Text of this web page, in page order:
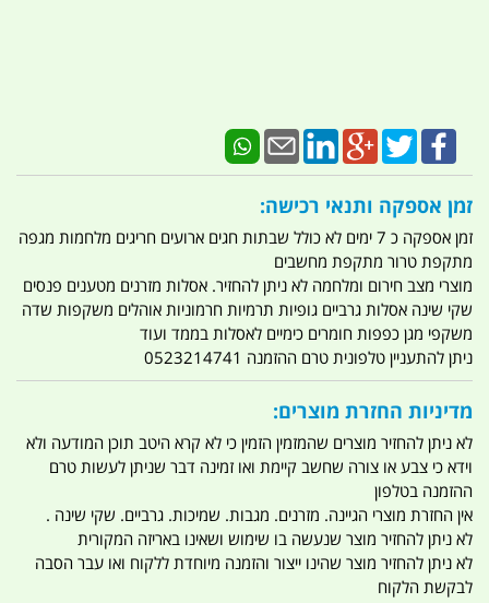
זמן אספקה ותנאי רכישה:
זמן אספקה כ 7 ימים לא כולל שבתות חגים ארועים חריגים מלחמות מגפה
מתקפת טרור מתקפת מחשבים
מוצרי מצב חירום ומלחמה לא ניתן להחזיר. אסלות מזרנים מטענים פנסים
שקי שינה אסלות גרביים גופיות תרמיות חרמוניות אוהלים משקפות שדה
משקפי מגן כפפות חומרים כימיים לאסלות בממד ועוד
ניתן להתעניין טלפונית טרם ההזמנה 0523214741
מדיניות החזרת מוצרים:
לא ניתן להחזיר מוצרים שהמזמין הזמין כי לא קרא היטב תוכן המודעה ולא
וידא כי צבע או צורה שחשב קיימת ואו זמינה דבר שניתן לעשות טרם
ההזמנה בטלפון
אין החזרת מוצרי הגיינה. מזרנים. מגבות. שמיכות. גרביים. שקי שינה .
לא ניתן להחזיר מוצר שנעשה בו שימוש ושאינו באריזה המקורית
לא ניתן להחזיר מוצר שהינו ייצור והזמנה מיוחדת ללקוח ואו עבר הסבה
לבקשת הלקוח